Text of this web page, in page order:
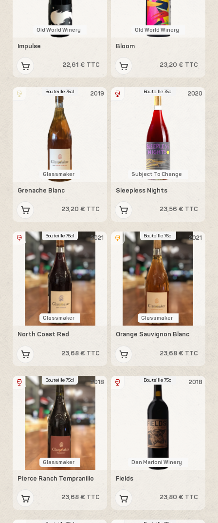
Old World Winery
Impulse
22,61 € TTC
Old World Winery
Bloom
23,20 € TTC
2019
Bouteille 75cl
Glassmaker
Grenache Blanc
23,20 € TTC
2020
Bouteille 75cl
Subject To Change
Sleepless Nights
23,56 € TTC
2021
Bouteille 75cl
Glassmaker
North Coast Red
23,68 € TTC
2021
Bouteille 75cl
Glassmaker
Orange Sauvignon Blanc
23,68 € TTC
2018
Bouteille 75cl
Glassmaker
Pierce Ranch Tempranillo
23,68 € TTC
2018
Bouteille 75cl
Dan Marioni Winery
Fields
23,80 € TTC